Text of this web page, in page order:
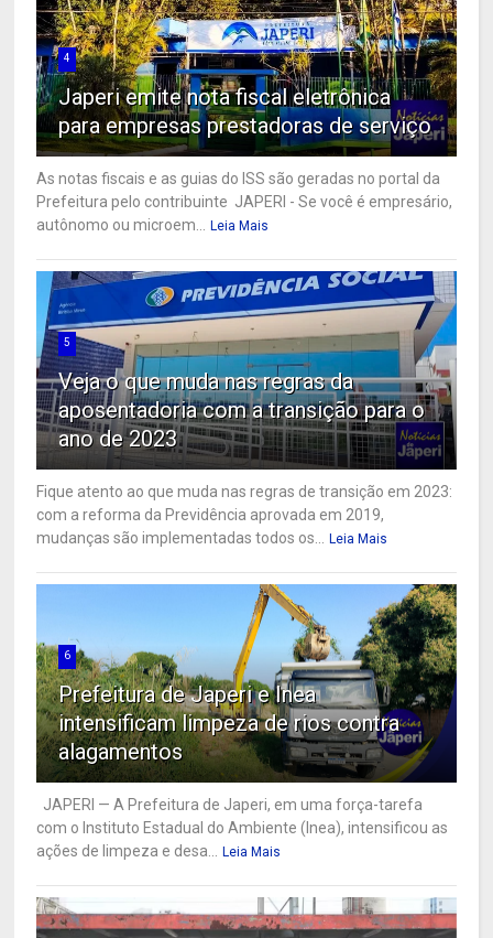
4
Japeri emite nota fiscal eletrônica
para empresas prestadoras de serviço
As notas fiscais e as guias do ISS são geradas no portal da
Prefeitura pelo contribuinte JAPERI - Se você é empresário,
autônomo ou microem...
Leia Mais
5
Veja o que muda nas regras da
aposentadoria com a transição para o
ano de 2023
Fique atento ao que muda nas regras de transição em 2023:
com a reforma da Previdência aprovada em 2019,
mudanças são implementadas todos os...
Leia Mais
6
Prefeitura de Japeri e Inea
intensificam limpeza de rios contra
alagamentos
JAPERI — A Prefeitura de Japeri, em uma força-tarefa
com o Instituto Estadual do Ambiente (Inea), intensificou as
ações de limpeza e desa...
Leia Mais